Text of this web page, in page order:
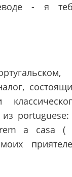
- я
portuguese:
a casa (